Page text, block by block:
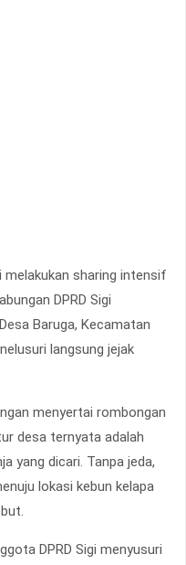
melakukan sharing intensif
DPRD Sigi
Baruga, Kecamatan
langsung jejak
menyertai rombongan
desa ternyata adalah
yang dicari. Tanpa jeda,
lokasi kebun kelapa
DPRD Sigi menyusuri